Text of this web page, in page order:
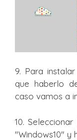
9. Para
que haberlo
caso vamos a
10.
"Windows10" y